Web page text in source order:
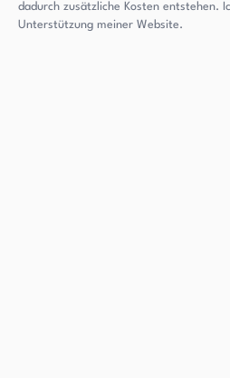
dadurch zusätzliche Kosten entstehen.
Unterstützung meiner Website.